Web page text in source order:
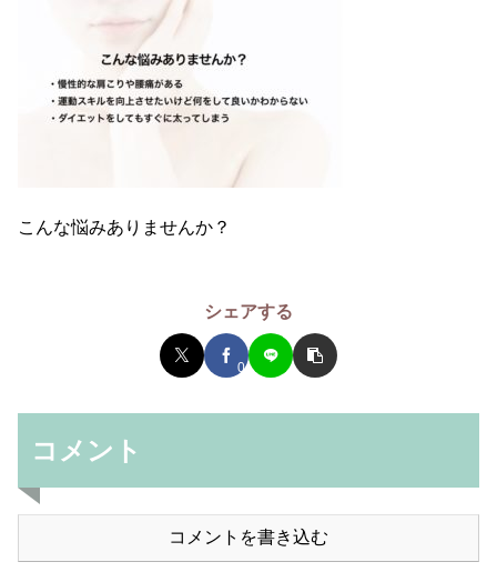
こんな悩みありませんか？
シェアする
0
コメント
コメントを書き込む